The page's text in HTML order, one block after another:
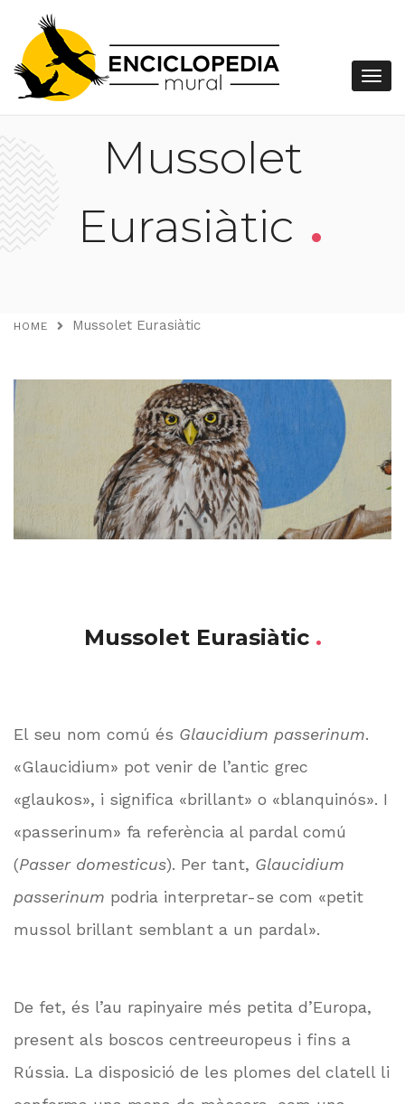
Mussolet
Eurasiàtic .
HOME Mussolet Eurasiàtic
Mussolet Eurasiàtic .
El seu nom comú és Glaucidium passerinum.
«Glaucidium» pot venir de l’antic grec
«glaukos», i significa «brillant» o «blanquinós». I
«passerinum» fa referència al pardal comú
(Passer domesticus). Per tant, Glaucidium
passerinum podria interpretar-se com «petit
mussol brillant semblant a un pardal».
De fet, és l’au rapinyaire més petita d’Europa,
present als boscos centreeuropeus i fins a
Rússia. La disposició de les plomes del clatell li